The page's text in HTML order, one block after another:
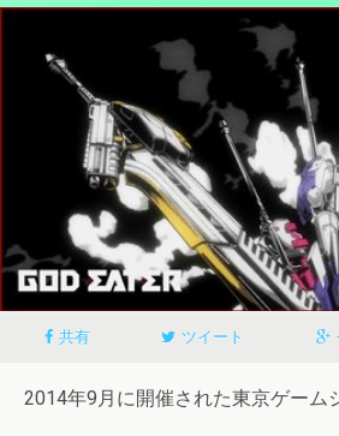
共有 ツイート
2014年9月に開催された東京ゲーム